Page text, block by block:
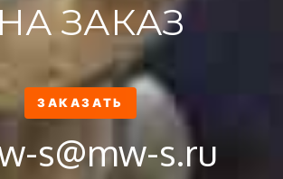
НА ЗАКАЗ
ЗАКАЗАТЬ
s@mw-s.ru